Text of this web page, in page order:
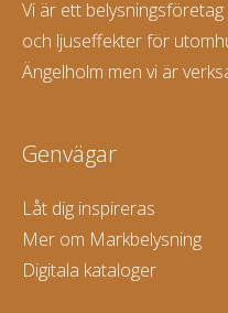
Vi är ett
och ljuseffekter för
Ängelholm men vi är
Genvägar
Låt dig inspireras
Mer om Markbelysning
Digitala kataloger